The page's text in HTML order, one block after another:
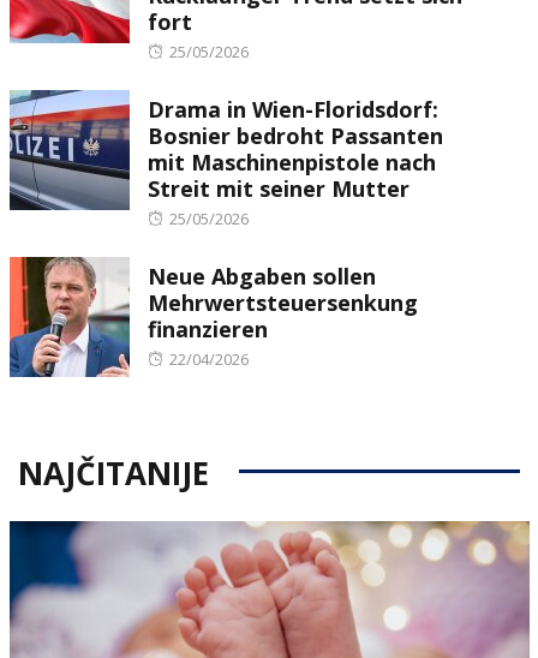
fort
Posted
25/05/2026
Drama in Wien-Floridsdorf:
Bosnier bedroht Passanten
mit Maschinenpistole nach
Streit mit seiner Mutter
Posted
25/05/2026
Neue Abgaben sollen
Mehrwertsteuersenkung
finanzieren
Posted
22/04/2026
NAJČITANIJE